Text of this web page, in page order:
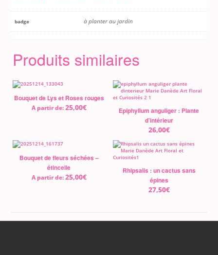
badge à planter au jardin
Produits similaires
Bouquet de Lys et Roses rouges
A partir de:25,00€
Epiphyllum anguliger : Plante
d’intérieur
26,00€
Bouquet de fleurs séchées –
étincelle
A partir de:25,00€
Rhipsalis : un cactus sans
épines
27,50€